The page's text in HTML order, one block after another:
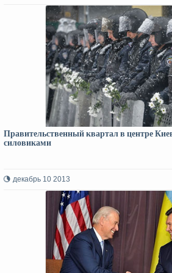
Правительственный квартал в центре
силовиками
декабрь 10 2013